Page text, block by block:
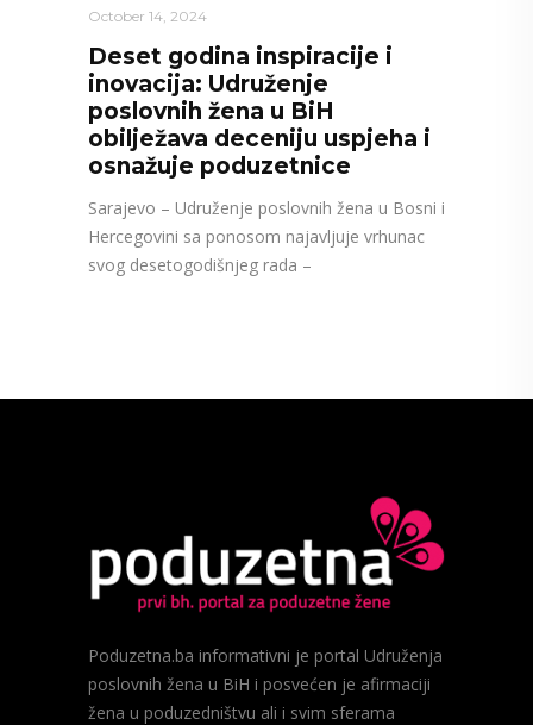
October 14, 2024
Deset godina inspiracije i
inovacija: Udruženje
poslovnih žena u BiH
obilježava deceniju uspjeha i
osnažuje poduzetnice
Sarajevo – Udruženje poslovnih žena u Bosni i
Hercegovini sa ponosom najavljuje vrhunac
svog desetogodišnjeg rada –
Poduzetna.ba informativni je portal Udruženja
poslovnih žena u BiH i posvećen je afirmaciji
žena u poduzedništvu ali i svim sferama